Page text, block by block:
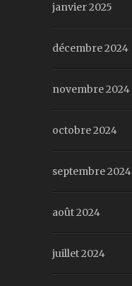
janvier 2025
décembre 2024
novembre 2024
octobre 2024
septembre 2024
août 2024
juillet 2024